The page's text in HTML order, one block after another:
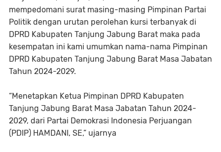
mempedomani surat masing-masing Pimpinan Partai
Politik dengan urutan perolehan kursi terbanyak di
DPRD Kabupaten Tanjung Jabung Barat maka pada
kesempatan ini kami umumkan nama-nama Pimpinan
DPRD Kabupaten Tanjung Jabung Barat Masa Jabatan
Tahun 2024-2029.
“Menetapkan Ketua Pimpinan DPRD Kabupaten
Tanjung Jabung Barat Masa Jabatan Tahun 2024-
2029, dari Partai Demokrasi Indonesia Perjuangan
(PDIP) HAMDANI, SE,” ujarnya